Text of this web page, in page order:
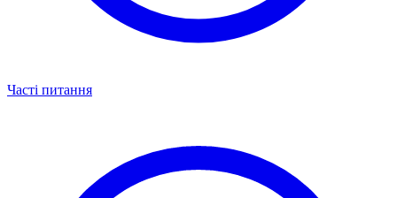
Часті питання